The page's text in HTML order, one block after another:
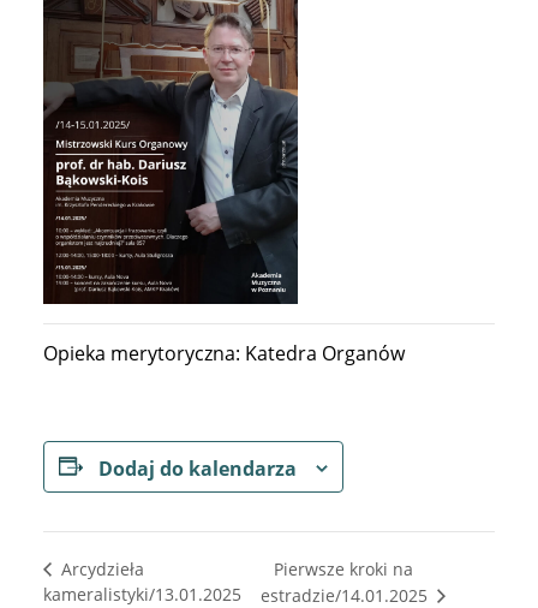
Opieka merytoryczna: Katedra Organów
Dodaj do kalendarza
Arcydzieła
kameralistyki/13.01.2025
Pierwsze kroki na
estradzie/14.01.2025